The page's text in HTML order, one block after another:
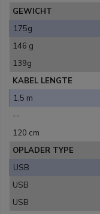
GEWICHT
175g
146 g
139g
KABEL LENGTE
1,5 m
--
120 cm
OPLADER TYPE
USB
USB
USB